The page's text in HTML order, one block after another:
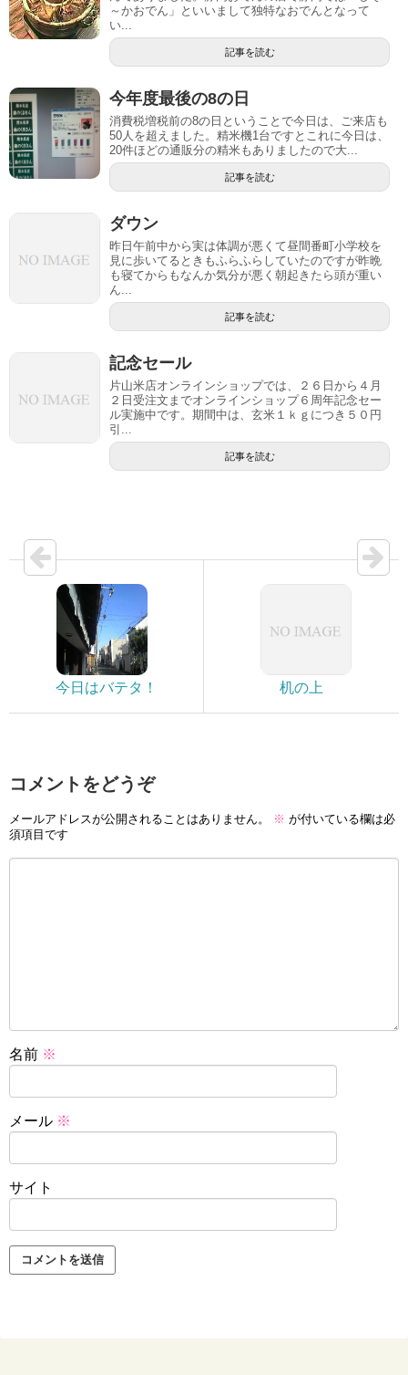
～かおでん」といいまして独特なおでんとなって
い...
記事を読む
今年度最後の8の日
消費税増税前の8の日ということで今日は、ご来店も
50人を超えました。精米機1台ですとこれに今日は、
20件ほどの通販分の精米もありましたので大...
記事を読む
ダウン
昨日午前中から実は体調が悪くて昼間番町小学校を
見に歩いてるときもふらふらしていたのですが昨晩
も寝てからもなんか気分が悪く朝起きたら頭が重い
ん...
記事を読む
記念セール
片山米店オンラインショップでは、２６日から４月
２日受注文までオンラインショップ６周年記念セー
ル実施中です。期間中は、玄米１ｋｇにつき５０円
引...
記事を読む
今日はバテタ！ 机の上
コメントをどうぞ
メールアドレスが公開されることはありません。 ※ が付いている欄は必
須項目です
名前 ※
メール ※
サイト